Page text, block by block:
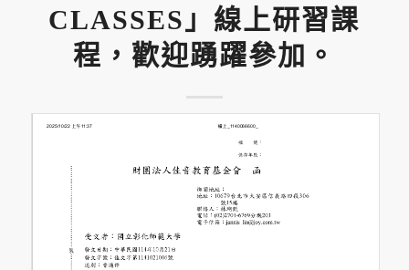
CLASSES」線上研習課
程，歡迎踴躍參加。